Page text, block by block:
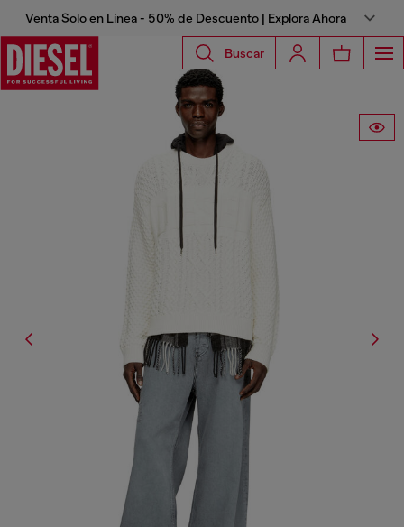
Venta Solo en Línea - 50% de Descuento | Explora Ahora
Buscar